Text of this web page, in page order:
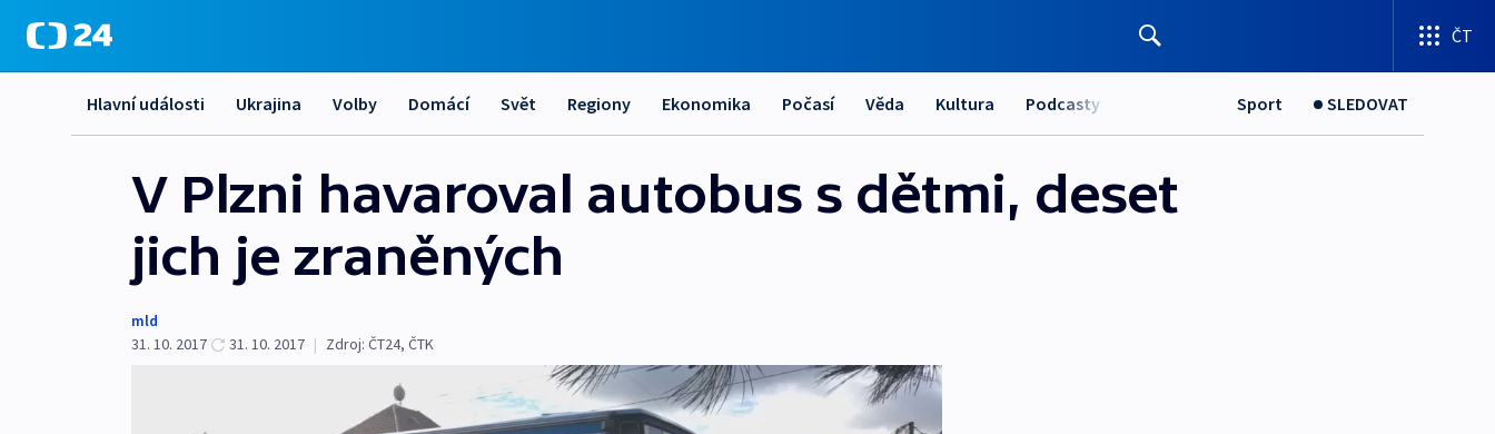
ČT
Hlavní události Ukrajina Volby Domácí Svět Regiony Ekonomika Počasí Věda Kultura Podcasty Sport SLEDOVAT
V Plzni havaroval autobus s dětmi, deset
jich je zraněných
mld
31. 10. 2017
31. 10. 2017 | Zdroj: ČT24, ČTK